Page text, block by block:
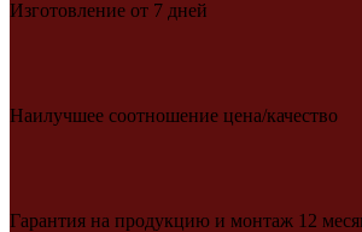
Изготовление от 7 дней
Наилучшее соотношение цена/качество
Гарантия на продукцию и монтаж 12